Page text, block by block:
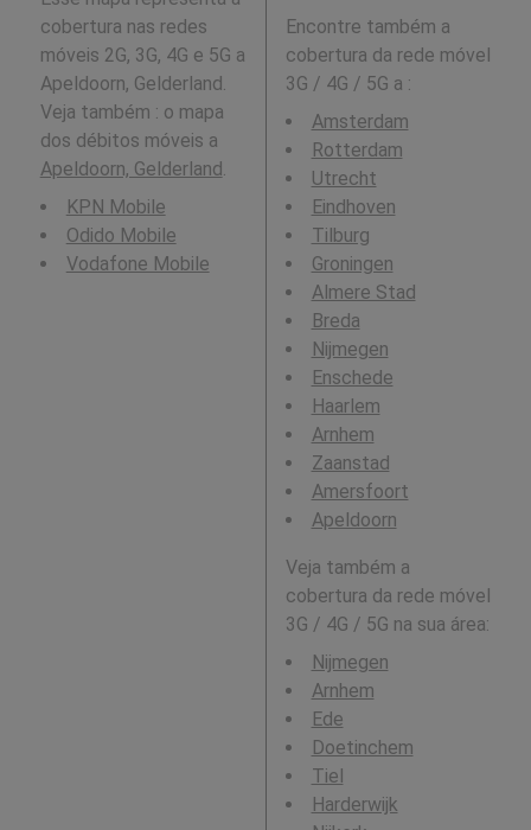
cobertura nas redes
móveis 2G, 3G, 4G e 5G a
Apeldoorn, Gelderland.
Veja também : o mapa
dos débitos móveis a
Apeldoorn, Gelderland.
KPN Mobile
Odido Mobile
Vodafone Mobile
Encontre também a
cobertura da rede móvel
3G / 4G / 5G a :
Amsterdam
Rotterdam
Utrecht
Eindhoven
Tilburg
Groningen
Almere Stad
Breda
Nijmegen
Enschede
Haarlem
Arnhem
Zaanstad
Amersfoort
Apeldoorn
Veja também a
cobertura da rede móvel
3G / 4G / 5G na sua área:
Nijmegen
Arnhem
Ede
Doetinchem
Tiel
Harderwijk